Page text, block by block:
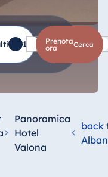
1 Bambini 0
Prenota
ora
cerca
Panoramica
Hotel
Valona
back